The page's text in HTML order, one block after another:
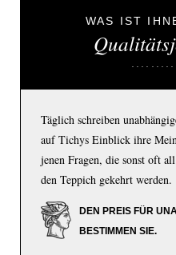
WAS IST
Täglich schreiben
auf Tichys Einblick ihre
jenen Fragen, die sonst oft
den Teppich gekehrt werden.
DEN PREIS FÜR
BESTIMMEN SIE.